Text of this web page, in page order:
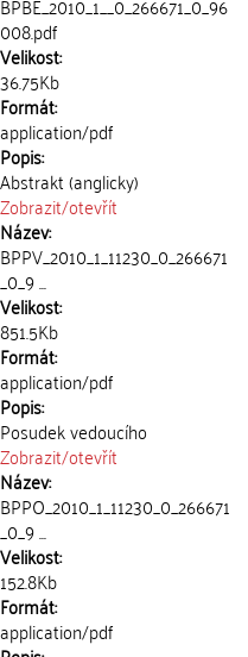
008.pdf
Velikost:
36.75Kb
Formát:
application/pdf
Popis:
Abstrakt (anglicky)
Zobrazit/otevřít
Název:
BPPV_2010_1_11230_0_266671
_0_9 ...
Velikost:
851.5Kb
Formát:
application/pdf
Popis:
Posudek vedoucího
Zobrazit/otevřít
Název:
BPPO_2010_1_11230_0_266671
_0_9 ...
Velikost:
152.8Kb
Formát:
application/pdf